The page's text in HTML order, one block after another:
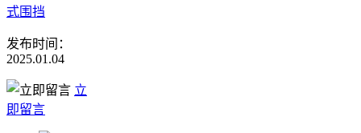
式围挡
发布时间：
2025.01.04
立
即留言